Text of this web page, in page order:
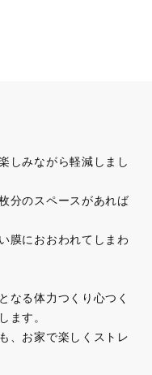
しみながら軽減しまし
分のスペースがあれば
膜におおわれてしまわ
なる体力つくり心つく
ます。
、お家で楽しくストレ